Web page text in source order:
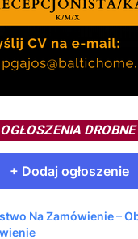
OGŁOSZENIA DROBNE